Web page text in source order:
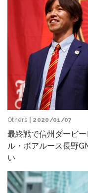
Others | 2020/01/07
最終戦で信州ダービ
ル・ボアルース長野
い